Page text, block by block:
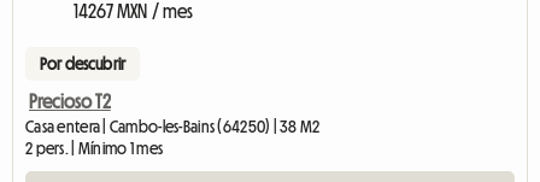
14267 MXN / mes
Por descubrir
Precioso T2
Casa entera | Cambo-les-Bains (64250) | 38 M2
2 pers. | Mínimo 1 mes